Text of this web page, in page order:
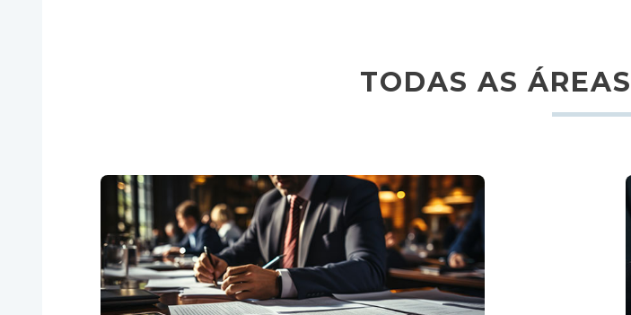
TODAS AS